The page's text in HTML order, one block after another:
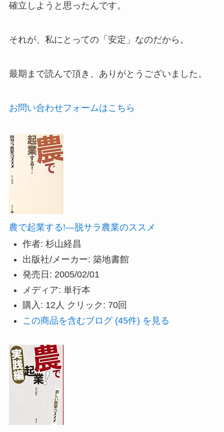
確立しようと思ったんです。
それが、私にとっての「安定」なのだから。
最期まで読んで頂き、ありがとうございました。
お問い合わせフォームはこちら
農で起業する!―脱サラ農業のススメ
作者: 杉山経昌
出版社/メーカー: 築地書館
発売日: 2005/02/01
メディア: 単行本
購入 : 12人 クリック : 70回
この商品を含むブログ (45件) を見る